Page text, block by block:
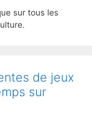
sur tous les
de jeux
sur